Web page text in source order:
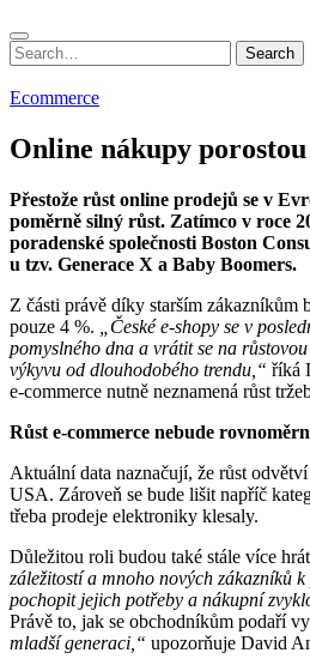
Search
for:
Search
Ecommerce
Online nákupy
Přestože růst online prodejů se v
poměrně silný růst. Zatímco v roce
poradenské společnosti Boston
u tzv. Generace X a Baby Boomers.
Z části právě díky starším zákazníkům
pouze 4 %.
„České e-shopy se v
pomyslného dna a vrátit se na
výkyvu od dlouhodobého trendu,“ říká
e-commerce nutně neznamená růst
Růst e-commerce nebude
Aktuální data naznačují, že růst
USA. Zároveň se bude lišit napříč
třeba prodeje elektroniky klesaly.
Důležitou roli budou také stále více
záležitostí a mnoho nových zákazníků
pochopit jejich potřeby a nákupní
Právě to, jak se obchodníkům podaří
mladší generaci,“ upozorňuje David